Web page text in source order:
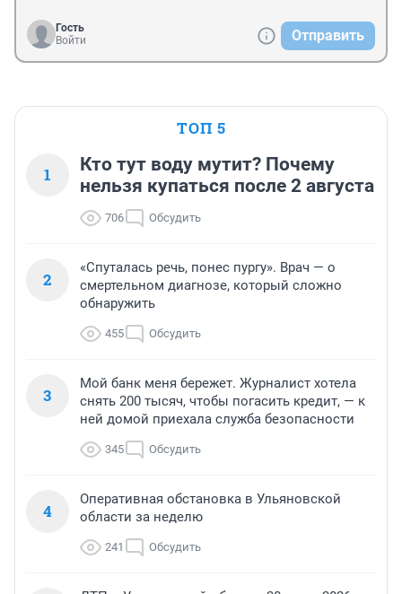
Гость
Войти
Отправить
ТОП 5
1
Кто тут воду мутит? Почему
нельзя купаться после 2 августа
706 Обсудить
2
«Спуталась речь, понес пургу». Врач — о
смертельном диагнозе, который сложно
обнаружить
455 Обсудить
3
Мой банк меня бережет. Журналист хотела
снять 200 тысяч, чтобы погасить кредит, — к
ней домой приехала служба безопасности
345 Обсудить
4
Оперативная обстановка в Ульяновской
области за неделю
241 Обсудить